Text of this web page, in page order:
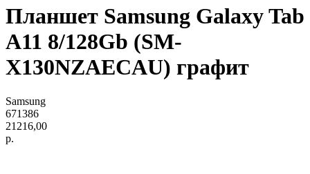
Планшет Samsung Galaxy Tab
A11 8/128Gb (SM-
X130NZAECAU) графит
Samsung
671386
21216,00
р.